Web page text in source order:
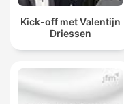
Kick-off met Valentijn
Driessen